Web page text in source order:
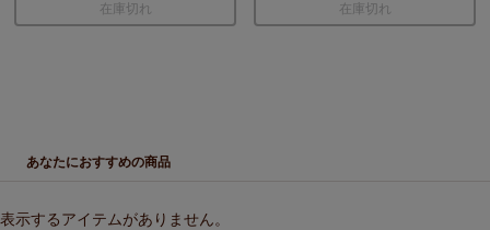
在庫切れ 在庫切れ
あなたにおすすめの商品
表示するアイテムがありません。